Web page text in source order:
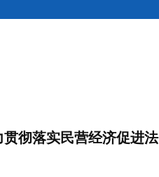
彻落实民营经济促进法